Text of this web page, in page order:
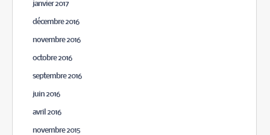
janvier 2017
décembre 2016
novembre 2016
octobre 2016
septembre 2016
juin 2016
avril 2016
novembre 2015